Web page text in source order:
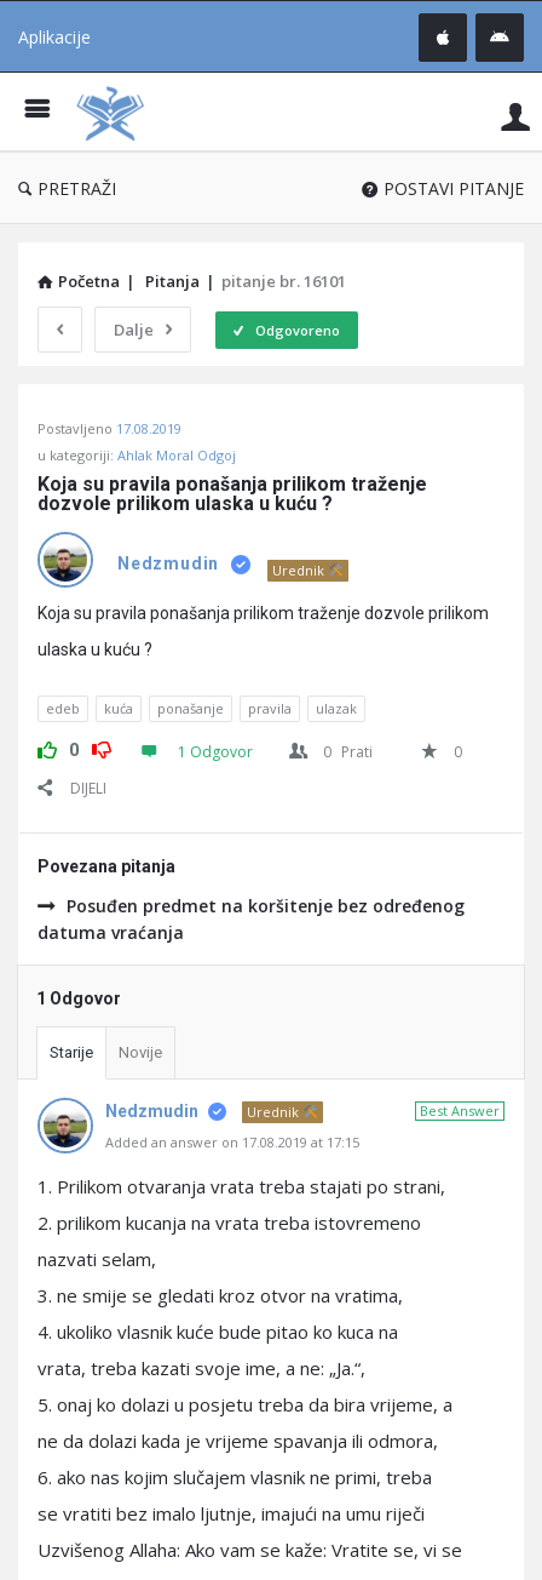
Aplikacije
®
PRETRAŽI POSTAVI PITANJE
Početna | Pitanja | pitanje br. 16101
Dalje Odgovoreno
Učene
Latest
Pitanja
Postavljeno 17.08.2019
u kategoriji: Ahlak Moral Odgoj
Koja su pravila ponašanja prilikom traženje
dozvole prilikom ulaska u kuću ?
Nedzmudin Urednik
Koja su pravila ponašanja prilikom traženje dozvole prilikom
ulaska u kuću ?
edeb kuća ponašanje pravila ulazak
0 1 Odgovor 0 Prati
0
DIJELI
Povezana pitanja
Posuđen predmet na koršitenje bez određenog
datuma vraćanja
1 Odgovor
Starije Novije
Best Answer
Nedzmudin
Urednik
Added an answer on 17.08.2019 at 17:15
1. Prilikom otvaranja vrata treba stajati po strani,
2. prilikom kucanja na vrata treba istovremeno
nazvati selam,
3. ne smije se gledati kroz otvor na vratima,
4. ukoliko vlasnik kuće bude pitao ko kuca na
vrata, treba kazati svoje ime, a ne: „Ja.“,
5. onaj ko dolazi u posjetu treba da bira vrijeme, a
ne da dolazi kada je vrijeme spavanja ili odmora,
6. ako nas kojim slučajem vlasnik ne primi, treba
se vratiti bez imalo ljutnje, imajući na umu riječi
Uzvišenog Allaha: Ako vam se kaže: Vratite se, vi se